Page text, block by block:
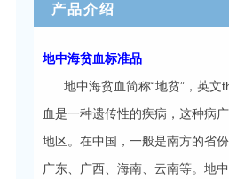
产品介绍
地中海贫血标准品
地中海贫血简称“地贫”，英文
血是一种遗传性的疾病，这种病
地区。在中国，一般是南方的省
广东、广西、海南、云南等。地